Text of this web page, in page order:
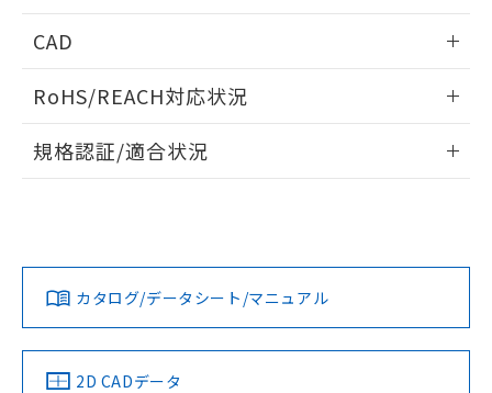
タイムチャート
A: 360mm以上、B: 300mm以上
周囲金属の影響
検出物体の大きさと材質による影響
CAD
ドすることができます。
ログイン/会員登録
ダウンロードデータをご利用いただく前に、以下を必ずお読
みください。
ソフトウェアの使用条件
RoHS/REACH対応状況
EU RoHS 注意事項・凡例
対応済み
中国 RoHS 注意事項・凡例
規格認証/適合状況
LR型式承認
（イギリス
船舶規格）
DNV型式承認
（ノルウェー
BV型式承認
（フランス
KR型式
（韓国
カタログ/データシート/マニュアル
2D CADデータ
既に当社にて対応品への在庫切替を完了